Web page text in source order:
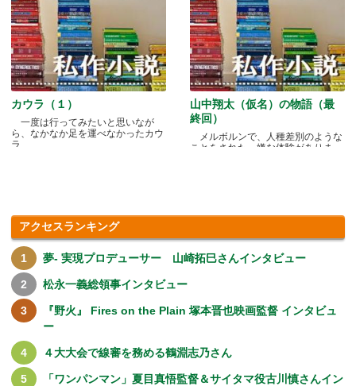
カウラ（１）
一度は行ってみたいと思いなが
ら、なかなか足を運べなかったカウ
ラ.....
山中翔太（仮名）の物語（最
終回）
メルボルンで、人種差別のような
ことをされた、嫌な体験がありま
アクセスランキング
夢- 実現プロデューサー 山崎拓巳さんインタビュー
松永一義総領事インタビュー
『野火』 Fires on the Plain 塚本晋也映画監督 インタビュ
ー
４大大会で線審を務める鶴淵志乃さん
「ワンパンマン」夏目真悟監督＆サイタマ役古川慎さんイン